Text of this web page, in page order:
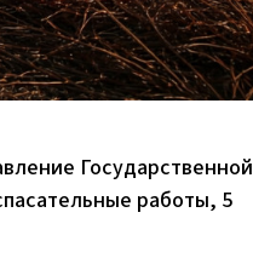
Государственной
работы, 5